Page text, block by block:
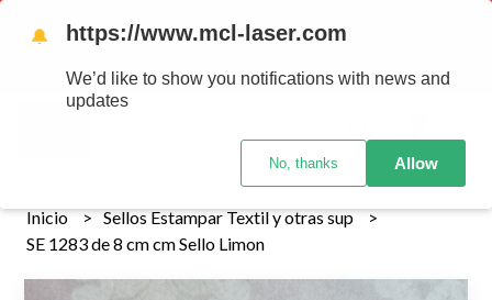
Tenemos envios a todo el pais!........ Los envios Por MENOR se
realizan 48 hs habiles porteriores al pago , los pedidos por
MAYOR se envian 7 dias posteriores al pago del pedido
Inicio
Sellos Estampar Textil y otras sup
SE 1283 de 8 cm cm Sello Limon
🔔 https://www.mcl-laser.com
We’d like to show you notifications with news and
updates
No, thanks Allow